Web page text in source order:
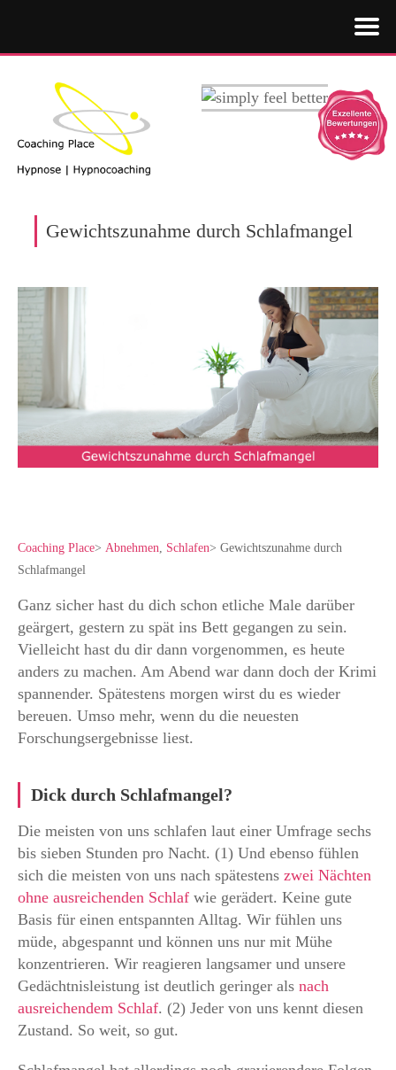
Gewichtszunahme durch Schlafmangel
Coaching Place> Abnehmen Schlafen> Gewichtszunahme durch
Schlafmangel
Ganz sicher hast du dich schon etliche Male darüber
geärgert, gestern zu spät ins Bett gegangen zu sein.
Vielleicht hast du dir dann vorgenommen, es heute
anders zu machen. Am Abend war dann doch der Krimi
spannender. Spätestens morgen wirst du es wieder
bereuen. Umso mehr, wenn du die neuesten
Forschungsergebnisse liest.
Dick durch Schlafmangel?
Die meisten von uns schlafen laut einer Umfrage sechs
bis sieben Stunden pro Nacht. (1) Und ebenso fühlen
sich die meisten von uns nach spätestens zwei Nächten
ohne ausreichenden Schlaf wie gerädert. Keine gute
Basis für einen entspannten Alltag. Wir fühlen uns
müde, abgespannt und können uns nur mit Mühe
konzentrieren. Wir reagieren langsamer und unsere
Gedächtnisleistung ist deutlich geringer als nach
ausreichendem Schlaf. (2) Jeder von uns kennt diesen
Zustand. So weit, so gut.